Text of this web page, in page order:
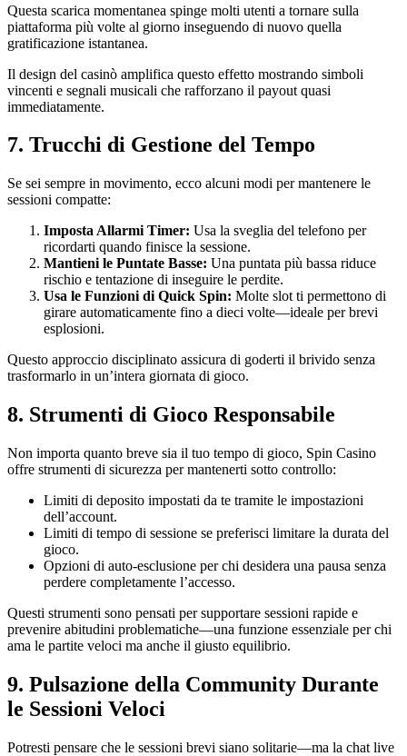
Questa scarica momentanea spinge molti utenti a tornare sulla
piattaforma più volte al giorno inseguendo di nuovo quella
gratificazione istantanea.
Il design del casinò amplifica questo effetto mostrando simboli
vincenti e segnali musicali che rafforzano il payout quasi
immediatamente.
7. Trucchi di Gestione del Tempo
Se sei sempre in movimento, ecco alcuni modi per mantenere le
sessioni compatte:
Imposta Allarmi Timer: Usa la sveglia del telefono per
ricordarti quando finisce la sessione.
Mantieni le Puntate Basse: Una puntata più bassa riduce
rischio e tentazione di inseguire le perdite.
Usa le Funzioni di Quick Spin: Molte slot ti permettono di
girare automaticamente fino a dieci volte—ideale per brevi
esplosioni.
Questo approccio disciplinato assicura di goderti il brivido senza
trasformarlo in un’intera giornata di gioco.
8. Strumenti di Gioco Responsabile
Non importa quanto breve sia il tuo tempo di gioco, Spin Casino
offre strumenti di sicurezza per mantenerti sotto controllo:
Limiti di deposito impostati da te tramite le impostazioni
dell’account.
Limiti di tempo di sessione se preferisci limitare la durata del
gioco.
Opzioni di auto-esclusione per chi desidera una pausa senza
perdere completamente l’accesso.
Questi strumenti sono pensati per supportare sessioni rapide e
prevenire abitudini problematiche—una funzione essenziale per chi
ama le partite veloci ma anche il giusto equilibrio.
9. Pulsazione della Community Durante
le Sessioni Veloci
Potresti pensare che le sessioni brevi siano solitarie—ma la chat live